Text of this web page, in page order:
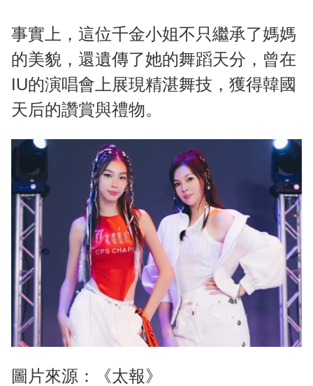
事實上，這位千金小姐不只繼承了媽媽
的美貌，還遺傳了她的舞蹈天分，曾在
IU的演唱會上展現精湛舞技，獲得韓國
天后的讚賞與禮物。
圖片來源：《太報》